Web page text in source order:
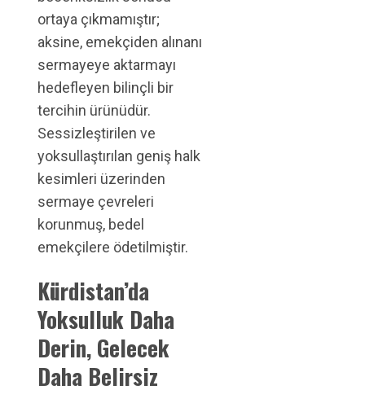
ortaya çıkmamıştır;
aksine, emekçiden alınanı
sermayeye aktarmayı
hedefleyen bilinçli bir
tercihin ürünüdür.
Sessizleştirilen ve
yoksullaştırılan geniş halk
kesimleri üzerinden
sermaye çevreleri
korunmuş, bedel
emekçilere ödetilmiştir.
Kürdistan’da
Yoksulluk Daha
Derin, Gelecek
Daha Belirsiz